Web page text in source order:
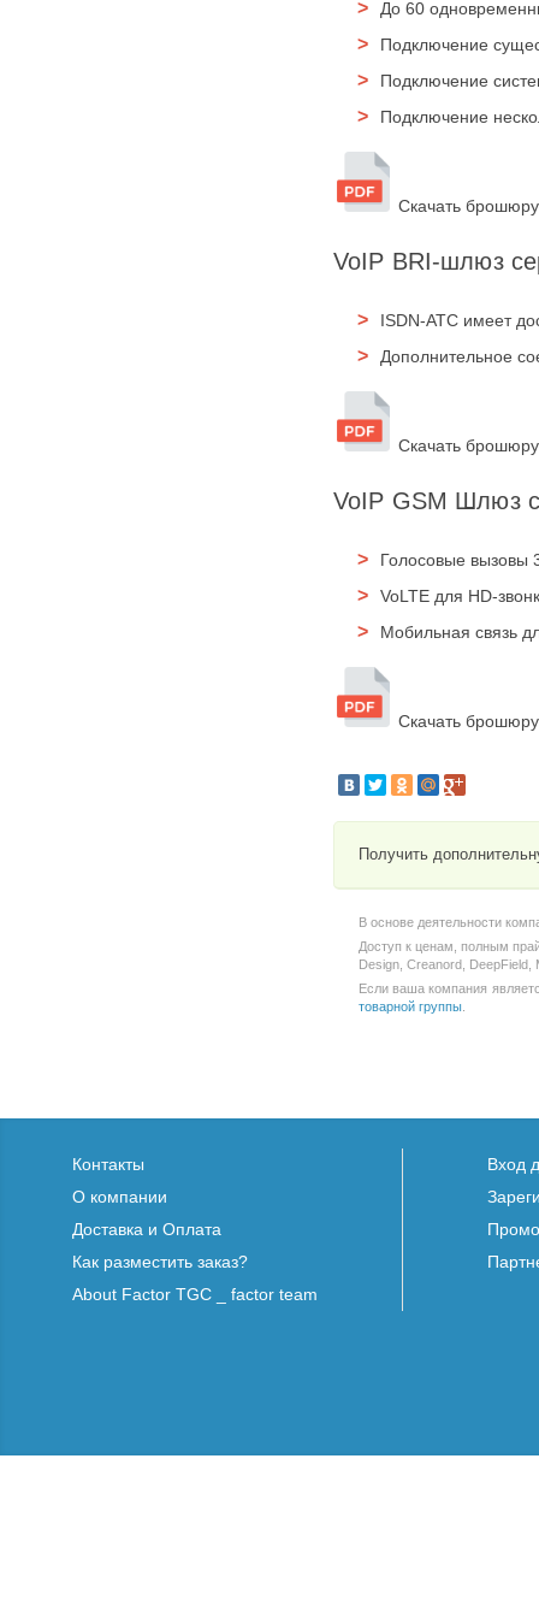
До 60
Подключение
Подключение
Подключение
Скачать
VoIP BRI-шлюз
ISDN-АТС имеет
Дополнительное
Скачать
VoIP GSM Шлюз
Голосовые вызовы
VoLTE для HD-
Мобильная связь
Скачать
Получить
В основе деятельности
Доступ к ценам, полным
Design, Creanord, DeepField,
Если ваша компания
товарной группы.
Контакты
О компании
Доставка и Оплата
Как разместить заказ?
About Factor TGC _ factor team
Вход